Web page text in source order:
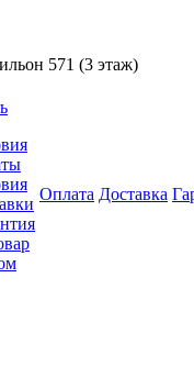
571 (3 этаж)
Оплата Доставка